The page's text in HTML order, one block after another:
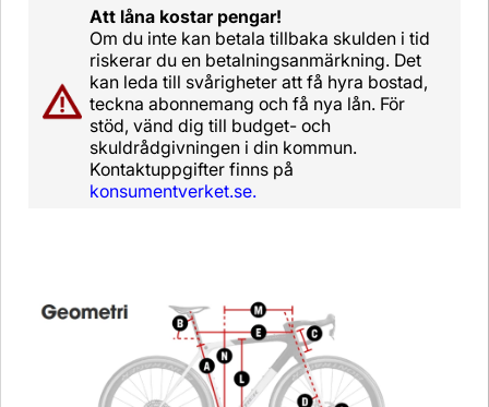
Att låna kostar pengar!
Om du inte kan betala tillbaka skulden i tid
riskerar du en betalningsanmärkning. Det
kan leda till svårigheter att få hyra bostad,
teckna abonnemang och få nya lån. För
stöd, vänd dig till budget- och
skuldrådgivningen i din kommun.
Kontaktuppgifter finns på
konsumentverket.se.